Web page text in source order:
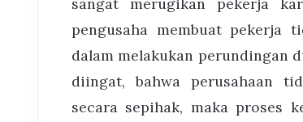
pengusaha membuat pekerja
dalam melakukan perundingan
diingat, bahwa perusahaan
secara sepihak, maka proses